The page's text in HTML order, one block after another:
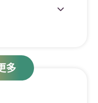
示壽星本人有效證
」在幾樓？
多